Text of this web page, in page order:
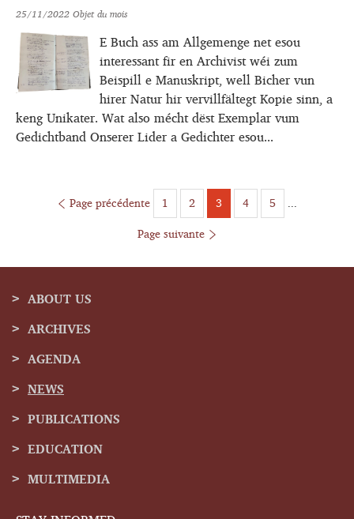
25/11/2022Objet du mois
E Buch ass am Allgemenge net esou
interessant fir en Archivist wéi zum
Beispill e Manuskript, well Bicher vun
hirer Natur hir vervillfältegt Kopie sinn, a
keng Unikater. Wat also mécht dëst Exemplar vum
Gedichtband Onserer Lider a Gedichter esou...
Page précédente Page
1 Page
2 Page
3 Page
4 Page
5
...
Page suivante
Navigation
menu
ABOUT US
ARCHIVES
AGENDA
NEWS
PUBLICATIONS
EDUCATION
MULTIMEDIA